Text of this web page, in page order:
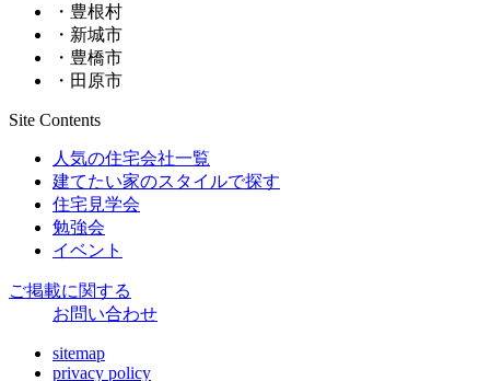
・豊根村
・新城市
・豊橋市
・田原市
Site Contents
人気の住宅会社一覧
建てたい家のスタイルで探す
住宅見学会
勉強会
イベント
ご掲載に関する
お問い合わせ
sitemap
privacy policy